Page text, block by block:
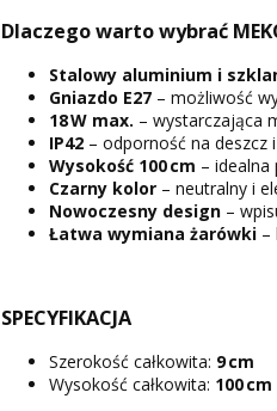
Dlaczego warto wybrać
Stalowy aluminium i
Gniazdo E27– możliwość
18 W max. – wystarczająca
IP42– odporność na deszcz
Wysokość 100 cm –
Czarny kolor– neutralny i
Nowoczesny design–
Łatwa wymiana żarówki–
SPECYFIKACJA
Szerokość całkowita: 9 cm
Wysokość całkowita: 100 cm